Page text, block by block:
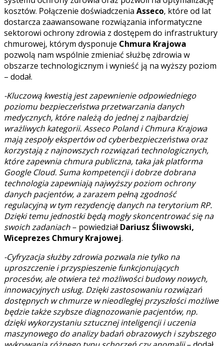
kosztów. Połączenie doświadczenia Asseco, które od lat
dostarcza zaawansowane rozwiązania informatyczne
sektorowi ochrony zdrowia z dostępem do infrastruktury
chmurowej, którym dysponuje Chmura Krajowa
pozwolą nam wspólnie zmieniać służbę zdrowia w
obszarze technologicznym i wynieść ją na wyższy poziom
– dodał.
-Kluczową kwestią jest zapewnienie odpowiedniego
poziomu bezpieczeństwa przetwarzania danych
medycznych, które należą do jednej z najbardziej
wrażliwych kategorii. Asseco Poland i Chmura Krajowa
mają zespoły ekspertów od cyberbezpieczeństwa oraz
korzystają z najnowszych rozwiązań technologicznych,
które zapewnia chmura publiczna, taka jak platforma
Google Cloud. Suma kompetencji i dobrze dobrana
technologia zapewniają najwyższy poziom ochrony
danych pacjentów, a zarazem pełną zgodność
regulacyjną w tym rezydencję danych na terytorium RP.
Dzięki temu jednostki będą mogły skoncentrować się na
swoich zadaniach – powiedział Dariusz Śliwowski,
Wiceprezes Chmury Krajowej.
-Cyfryzacja służby zdrowia pozwala nie tylko na
uproszczenie i przyspieszenie funkcjonujących
procesów, ale otwiera też możliwości budowy nowych,
innowacyjnych usług. Dzięki zastosowaniu rozwiązań
dostępnych w chmurze w nieodległej przyszłości możliwe
będzie także szybsze diagnozowanie pacjentów, np.
dzięki wykorzystaniu sztucznej inteligencji i uczenia
maszynowego do analizy badań obrazowych i szybszego